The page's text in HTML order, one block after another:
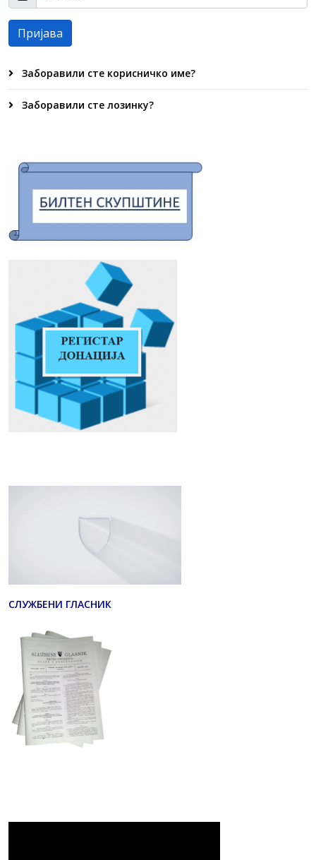
Пријава
Заборавили сте корисничко име?
Заборавили сте лозинку?
СЛУЖБЕНИ ГЛАСНИК